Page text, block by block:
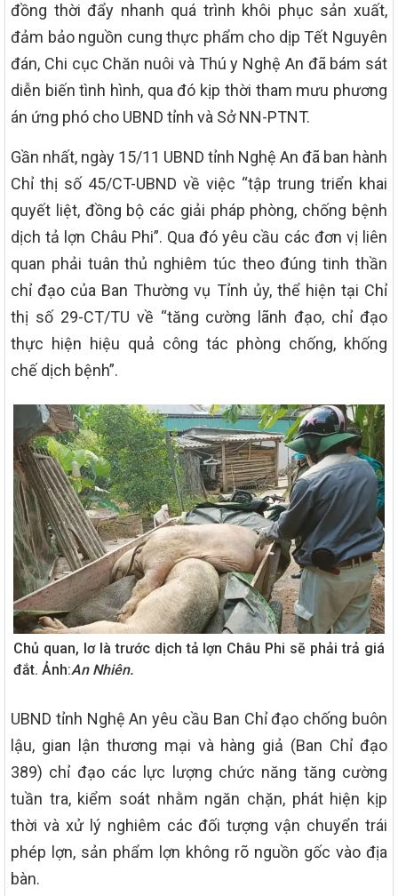
đồng thời đẩy nhanh quá trình khôi phục sản xuất,
đảm bảo nguồn cung thực phẩm cho dịp Tết Nguyên
đán, Chi cục Chăn nuôi và Thú y Nghệ An đã bám sát
diễn biến tình hình, qua đó kịp thời tham mưu phương
án ứng phó cho UBND tỉnh và Sở NN-PTNT.
Gần nhất, ngày 15/11 UBND tỉnh Nghệ An đã ban hành
Chỉ thị số 45/CT-UBND về việc “tập trung triển khai
quyết liệt, đồng bộ các giải pháp phòng, chống bệnh
dịch tả lợn Châu Phi”. Qua đó yêu cầu các đơn vị liên
quan phải tuân thủ nghiêm túc theo đúng tinh thần
chỉ đạo của Ban Thường vụ Tỉnh ủy, thể hiện tại Chỉ
thị số 29-CT/TU về “tăng cường lãnh đạo, chỉ đạo
thực hiện hiệu quả công tác phòng chống, khống
chế dịch bệnh”.
Chủ quan, lơ là trước dịch tả lợn Châu Phi sẽ phải trả giá
đắt. Ảnh:An Nhiên.
UBND tỉnh Nghệ An yêu cầu Ban Chỉ đạo chống buôn
lậu, gian lận thương mại và hàng giả (Ban Chỉ đạo
389) chỉ đạo các lực lượng chức năng tăng cường
tuần tra, kiểm soát nhằm ngăn chặn, phát hiện kịp
thời và xử lý nghiêm các đối tượng vận chuyển trái
phép lợn, sản phẩm lợn không rõ nguồn gốc vào địa
bàn.